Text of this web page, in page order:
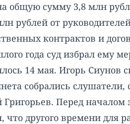
общую сумму 3,8 млн
рублей от
контрактов и
года суд избрал ему
14 мая. Игорь
собрались
Перед
другого времени для